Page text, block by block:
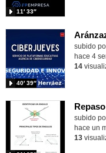
11′ 33″
subido
40′ 39″
hace 4
14
subido
hace un
13